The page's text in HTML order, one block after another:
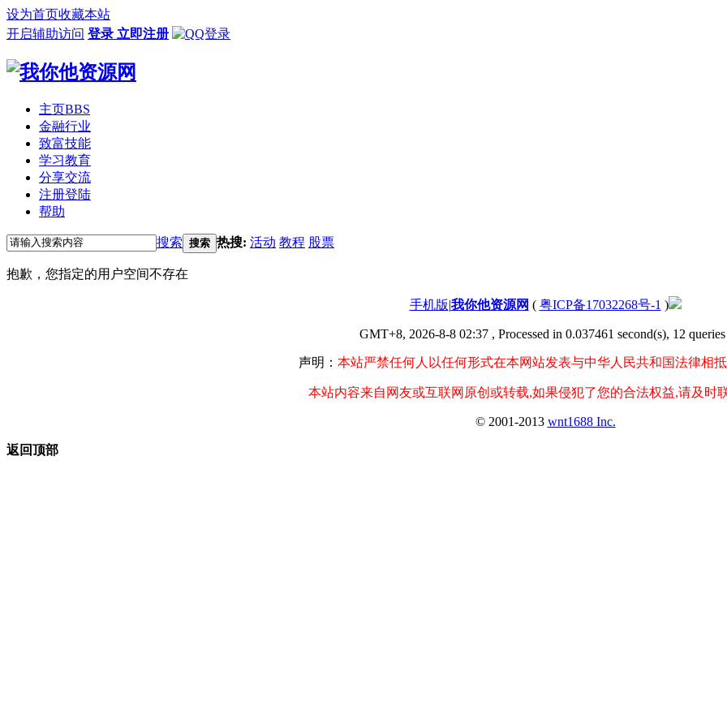
设为首页收藏本站
开启辅助访问 登录 立即注册
主页BBS
金融行业
致富技能
学习教育
分享交流
注册登陆
帮助
搜索 搜索 热搜: 活动 教程 股票
抱歉，您指定的用户空间不存在
手机版|我你他资源网 ( 粤ICP备17032268号-1 )
GMT+8, 2026-8-8 02:37, Processed in 0.037461 second(s), 12 queries
声明： 本站严禁任何人以任何形式在本网站发表与中华人民共和国法律相抵
本站内容来自网友或互联网原创或转载,如果侵犯了您的合法权益,请及时
© 2001-2013 wnt1688 Inc.
返回顶部